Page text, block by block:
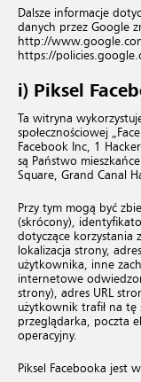
Dalsze informacje
danych przez Google
http://
https://
i) Piksel
Ta witryna
społecznościowej
Facebook Inc, 1
są Państwo
Square, Grand Canal
Przy tym mogą być
(skrócony),
dotyczące korzystania
lokalizacja strony,
użytkownika, inne
internetowe
strony), adres URL
użytkownik trafił na
przeglądarka, poczta
operacyjny.
Piksel Facebooka jest